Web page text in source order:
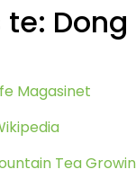
Dong
Magasinet
Tea